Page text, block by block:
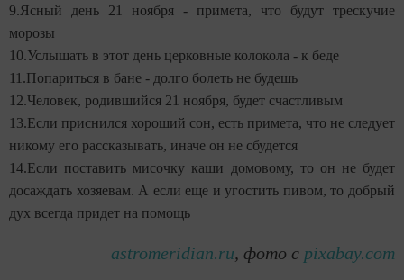
9.Ясный день 21 ноября - примета, что будут трескучие
морозы
10.Услышать в этот день церковные колокола - к беде
11.Попариться в бане - долго болеть не будешь
12.Человек, родившийся 21 ноября, будет счастливым
13.Если приснился хороший сон, есть примета, что не следует
никому его рассказывать, иначе он не сбудется
14.Если поставить мисочку каши домовому, то он не будет
досаждать хозяевам. А если еще и угостить пивом, то добрый
дух всегда придет на помощь
astromeridian.ru, фото с pixabay.com